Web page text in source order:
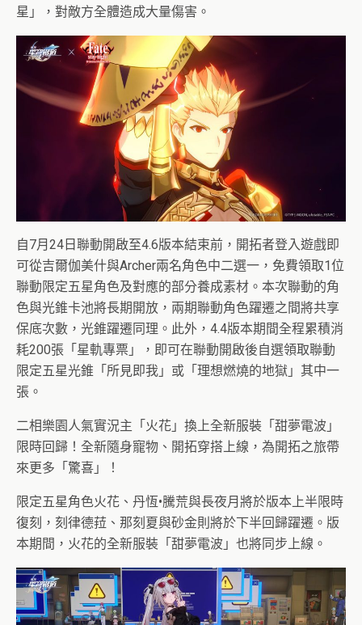
星」，對敵方全體造成大量傷害。
自7月24日聯動開啟至4.6版本結束前，開拓者登入遊戲即
可從吉爾伽美什與Archer兩名角色中二選一，免費領取1位
聯動限定五星角色及對應的部分養成素材。本次聯動的角
色與光錐卡池將長期開放，兩期聯動角色躍遷之間將共享
保底次數，光錐躍遷同理。此外，4.4版本期間全程累積消
耗200張「星軌專票」，即可在聯動開啟後自選領取聯動
限定五星光錐「所見即我」或「理想燃燒的地獄」其中一
張。
二相樂園人氣實況主「火花」換上全新服裝「甜夢電波」
限時回歸！全新隨身寵物、開拓穿搭上線，為開拓之旅帶
來更多「驚喜」！
限定五星角色火花、丹恆•騰荒與長夜月將於版本上半限時
復刻，刻律德菈、那刻夏與砂金則將於下半回歸躍遷。版
本期間，火花的全新服裝「甜夢電波」也將同步上線。